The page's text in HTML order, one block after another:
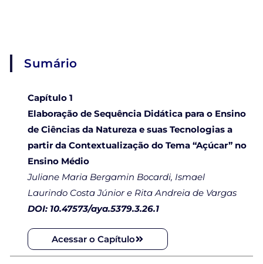
Sumário
Capítulo 1
Elaboração de Sequência Didática para o Ensino
de Ciências da Natureza e suas Tecnologias a
partir da Contextualização do Tema “Açúcar” no
Ensino Médio
Juliane Maria Bergamin Bocardi, Ismael
Laurindo Costa Júnior e Rita Andreia de Vargas
DOI: 10.47573/aya.5379.3.26.1
Acessar o Capítulo